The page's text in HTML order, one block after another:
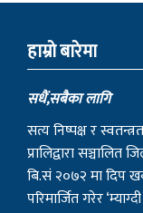
हाम्राे बारेमा
सधैं,सबैका लागि
सत्य निष्पक्ष र
प्रालिद्वारा
बि.सं २०७२ मा दिप
परिमार्जित गरेर